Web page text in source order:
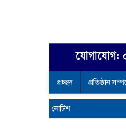
প্রচ্ছদ প্রতিষ্ঠান
নোটিশ